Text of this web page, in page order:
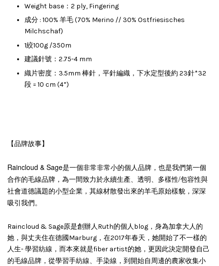
Weight base：2 ply, Fingering
成分 : 100% 羊毛 (70% Merino // 30% Ostfriesisches
Milchschaf)
1絞100g /350m
建議針號：2.75-4 mm
織片密度：3.5mm 棒針，平針編織，下水定型後約 23針*32
段 = 10 cm (4”)
【品牌故事】
Raincloud & Sage是一個非常非常小的個人品牌，也是我們第一個
合作的毛線品牌，為一間致力於永續生產、透明、多樣性/包容性與
社會道德議題的小型企業，其線材散發出來的羊毛原始樣貌，深深
吸引我們。
Raincloud & Sage原是創辦人Ruth的個人blog，身為加拿大人的
她，與丈夫住在德國Marburg，在2017年春天，她開始了不一樣的
人生- 學習紡線，而本來就是fiber artist的她，更因此決定開發自己
的毛線品牌， 從學習手紡線、手染線，到開始自周邊的農家收集小